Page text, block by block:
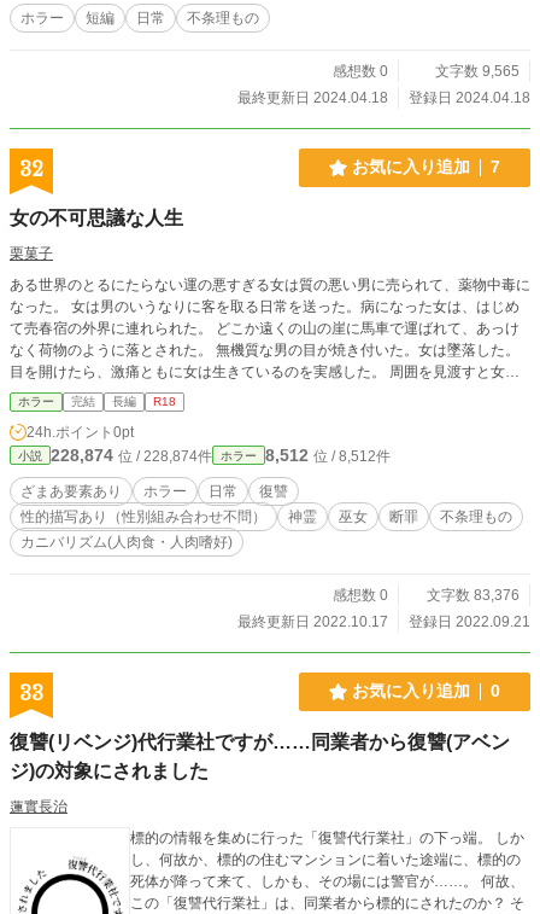
ホラー 短編 日常 不条理もの
感想数 0
文字数 9,565
最終更新日 2024.04.18
登録日 2024.04.18
32 お気に入り追加 7
女の不可思議な人生
栗菓子
ある世界のとるにたらない運の悪すぎる女は質の悪い男に売られて、薬物中毒に
なった。 女は男のいうなりに客を取る日常を送った。病になった女は、はじめ
て売春宿の外界に連れられた。 どこか遠くの山の崖に馬車で運ばれて、あっけ
なく荷物のように落とされた。 無機質な男の目が焼き付いた。女は墜落した。
目を開けたら、激痛ともに女は生きているのを実感した。 周囲を見渡すと女が
横たわっているのは、無数の死体の山の上だった。奴隷や弱者を捨てる場所だっ
たのだ。 普通は悲鳴をあげるだろうが、女は驚いていた。自分が生きているこ
とが信じられなかった。 まるで奇跡だ。女は自分でも知らぬうちに無意識に能
力を使っていた。死体が積み上げられてクッションにもなったろうが、能力も付
加されて女はゆっくりと落ちていったのだ。 女の地獄の底からの人生が始まっ
た。女は果たして崖の上にいって、安住できるところへいけるだろうか？ 女の
不可思議な人生が終わりから始まった。これから女の放浪の人生が続く。次第に
ゴミとして売られゴミとして捨てられた女は人間ではなくなっていく。女と関わ
ホラー 完結 長編 R18
24h.ポイント 0pt
小説 228,874 位 / 228,874件 ホラー 8,512 位 / 8,512件
ざまあ要素あり ホラー 日常
復讐
性的描写あり（性別組み合わせ不問）
神霊 巫女 断罪
不条理もの
カニバリズム(人肉食・人肉嗜好)
感想数 0
文字数 83,376
最終更新日 2022.10.17
登録日 2022.09.21
33 お気に入り追加 0
復讐(リベンジ)代行業社ですが……同業者から復讐(アベン
ジ)の対象にされました
蓮實長治
標的の情報を集めに行った「復讐代行業社」の下っ端。 しか
し、何故か、標的の住むマンションに着いた途端に、標的の
死体が降って来て、しかも、その場には警官が……。 何故、
この「復讐代行業社」は、同業者から標的にされたのか？ そ